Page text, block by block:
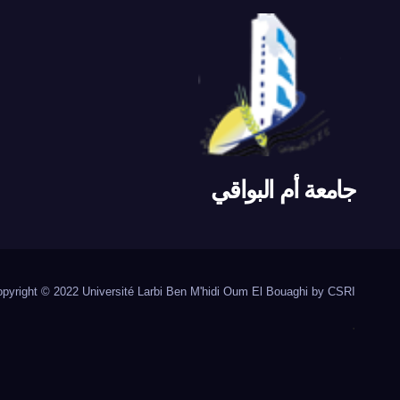
جامعة أم البواقي
© 2022 Université Larbi Ben M'hidi Oum El Bouaghi by CSRI
.